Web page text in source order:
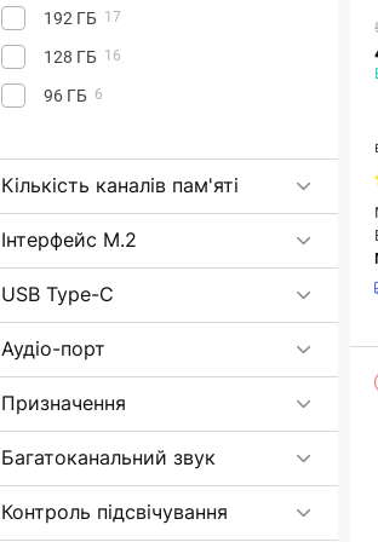
192 ГБ 17
128 ГБ 16
96 ГБ 6
Кількість каналів пам'яті
Інтерфейс М.2
USB Type-C
Аудіо-порт
Призначення
Багатоканальний звук
Контроль підсвічування